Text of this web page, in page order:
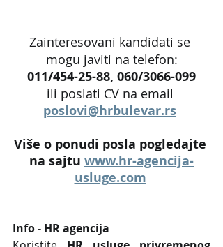
Zainteresovani kandidati se
mogu javiti na telefon:
011/454-25-88, 060/3066-099
ili poslati CV na email
poslovi@hrbulevar.rs
Više o ponudi posla pogledajte
na sajtu www.hr-agencija-
usluge.com
Info - HR agencija